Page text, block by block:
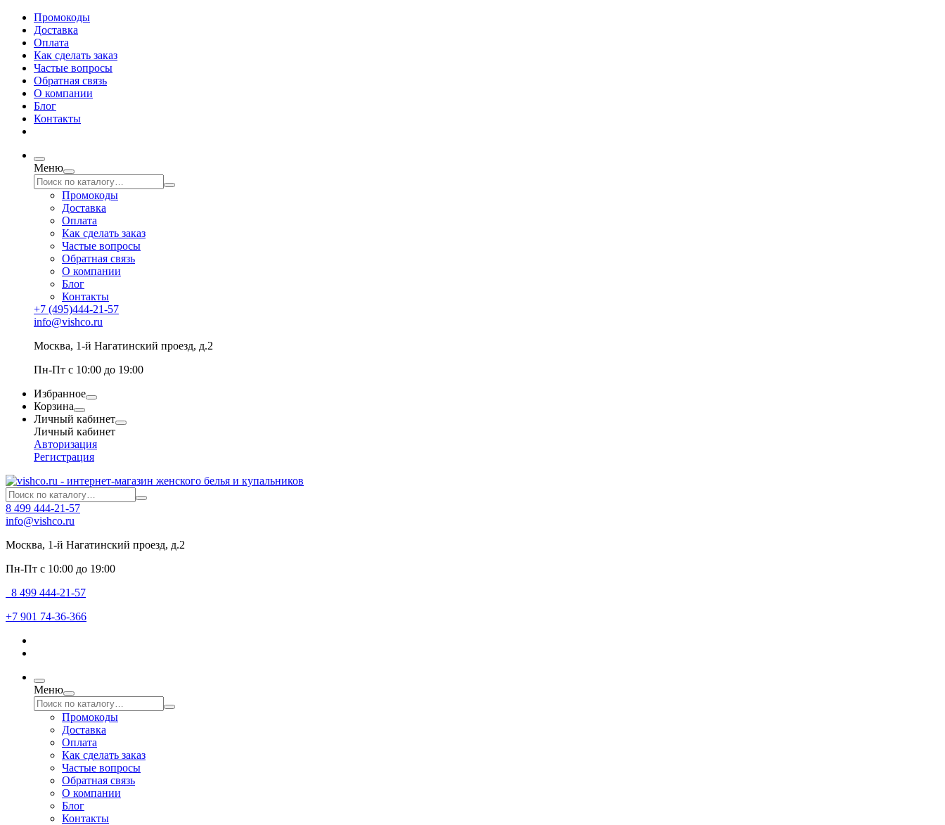
Промокоды
Доставка
Оплата
Как сделать заказ
Частые вопросы
Обратная связь
О компании
Блог
Контакты
Меню
Промокоды
Доставка
Оплата
Как сделать заказ
Частые вопросы
Обратная связь
О компании
Блог
Контакты
+7 (495)444-21-57
info@vishco.ru
Москва, 1-й Нагатинский проезд, д.2
Пн-Пт с 10:00 до 19:00
Избранное
Корзина
Личный кабинет
Личный кабинет
Авторизация
Регистрация
8 499 444-21-57
info@vishco.ru
Москва, 1-й Нагатинский проезд, д.2
Пн-Пт с 10:00 до 19:00
8 499 444-21-57
+7 901 74-36-366
Меню
Промокоды
Доставка
Оплата
Как сделать заказ
Частые вопросы
Обратная связь
О компании
Блог
Контакты